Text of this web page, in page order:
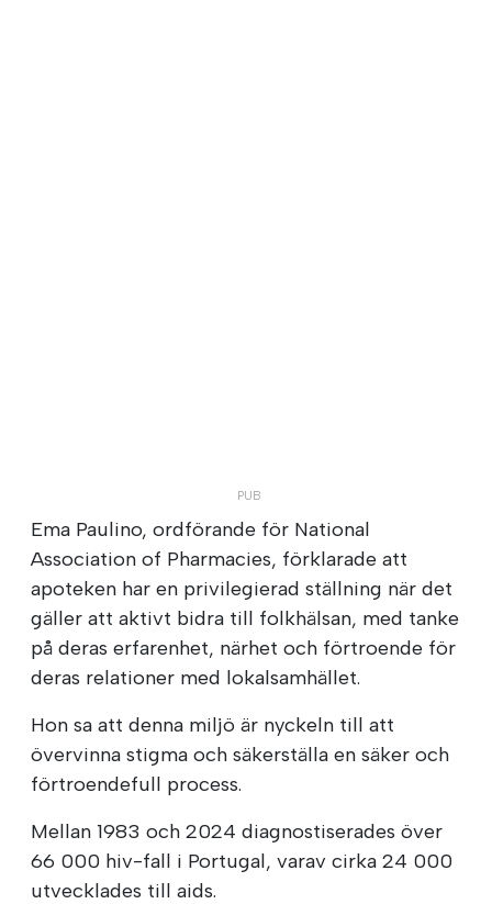
Ema Paulino, ordförande för National
Association of Pharmacies, förklarade att
apoteken har en privilegierad ställning när det
gäller att aktivt bidra till folkhälsan, med tanke
på deras erfarenhet, närhet och förtroende för
deras relationer med lokalsamhället.
Hon sa att denna miljö är nyckeln till att
övervinna stigma och säkerställa en säker och
förtroendefull process.
Mellan 1983 och 2024 diagnostiserades över
66 000 hiv-fall i Portugal, varav cirka 24 000
utvecklades till aids.